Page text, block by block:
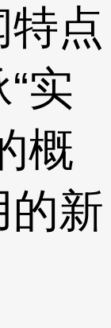
特点
实
概
的新